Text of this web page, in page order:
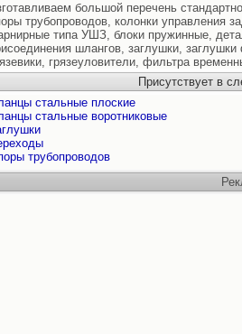
большой перечень
трубопроводов, колонки управления
типа УШЗ, блоки пружинные,
шлангов, заглушки,
грязеуловители, фильтра
Присутствует в
стальные плоские
стальные воротниковые
трубопроводов